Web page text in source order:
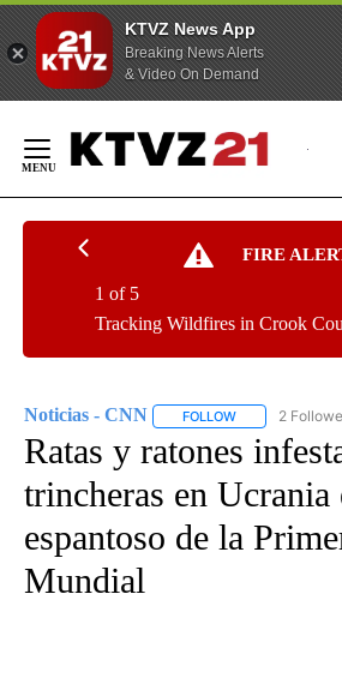
KTVZ News App
Breaking News Alerts
& Video On Demand
Content
FIRE
Tracking Wildfires in Crook
1 of 5
Noticias - CNN FOLLOW FOLLOW
2
Ratas y ratones
trincheras en Ucrania
espantoso de la
Mundial